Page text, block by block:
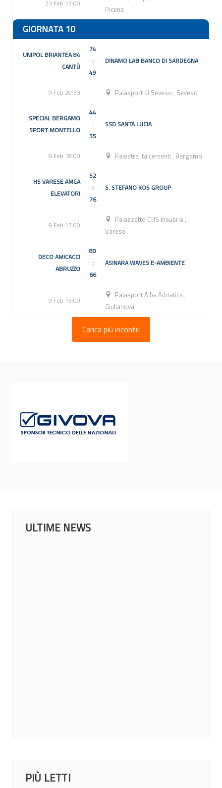
23 Feb 17:00
Picena
GIORNATA 10
UNIPOL BRIANTEA 84
CANTÙ
74
:
49
DINAMO LAB BANCO DI SARDEGNA
9 Feb 20:30 Palasport di Seveso, Seveso
SPECIAL BERGAMO
SPORT MONTELLO
44
:
55
SSD SANTA LUCIA
9 Feb 18:00 Palestra Italcementi, Bergamo
HS VARESE AMCA
ELEVATORI
52
:
76
S. STEFANO KOS GROUP
9 Feb 17:00
Palazzetto CUS Insubria,
Varese
DECO AMICACCI
ABRUZZO
80
:
66
ASINARA WAVES E-AMBIENTE
9 Feb 15:00
Palasport Alba Adriatica,
Giulianova
Carica più incontri
ULTIME NEWS
PIÙ LETTI